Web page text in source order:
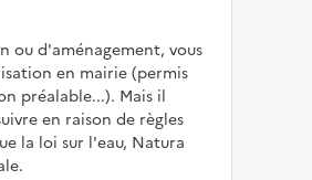
ou d'aménagement, vous
en mairie (permis
préalable...). Mais il
en raison de règles
la loi sur l'eau, Natura